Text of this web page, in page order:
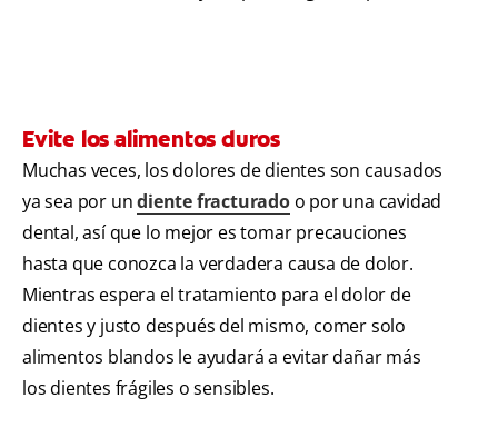
Evite los alimentos duros
Muchas veces, los dolores de dientes son causados
ya sea por undiente fracturadoo por una cavidad
dental, así que lo mejor es tomar precauciones
hasta que conozca la verdadera causa de dolor.
Mientras espera el tratamiento para el dolor de
dientes y justo después del mismo, comer solo
alimentos blandos le ayudará a evitar dañar más
los dientes frágiles o sensibles.